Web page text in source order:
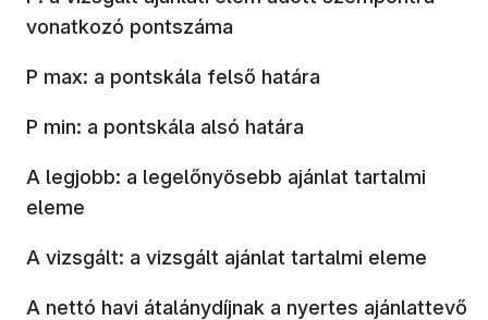
vonatkozó pontszáma
P max: a pontskála felső határa
P min: a pontskála alsó határa
A legjobb: a legelőnyösebb ajánlat tartalmi
eleme
A vizsgált: a vizsgált ajánlat tartalmi eleme
A nettó havi átalánydíjnak a nyertes ajánlattevő